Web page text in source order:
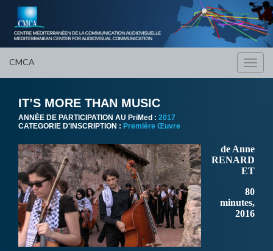
CMCA
IT’S MORE THAN MUSIC
ANNÈE DE PARTICIPATION AU PriMed : 2017
CATEGORIE D'INSCRIPTION : Première Œuvre
de Anne
RENARD
ET
80
minutes,
2016